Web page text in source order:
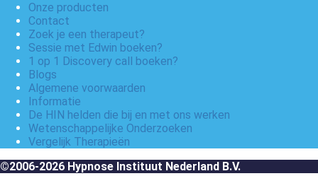
Onze producten
Contact
Zoek je een therapeut?
Sessie met Edwin boeken?
1 op 1 Discovery call boeken?
Blogs
Algemene voorwaarden
Informatie
De HIN helden die bij en met ons werken
Wetenschappelijke Onderzoeken
Vergelijk Therapieën
©2006-2026 Hypnose Instituut Nederland B.V.